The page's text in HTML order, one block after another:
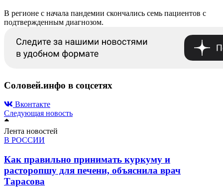
В регионе с начала пандемии скончались семь пациентов с
подтвержденным диагнозом.
Соловей.инфо в соцсетях
Вконтакте
Следующая новость
Лента новостей
В РОССИИ
Как правильно принимать куркуму и
расторопшу для печени, объяснила врач
Тарасова